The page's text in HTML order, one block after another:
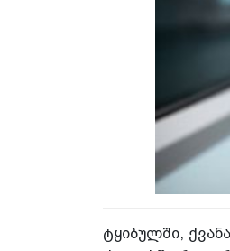
ტყიბულში,